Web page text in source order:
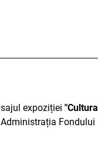
expoziției "Cultura
Fondului